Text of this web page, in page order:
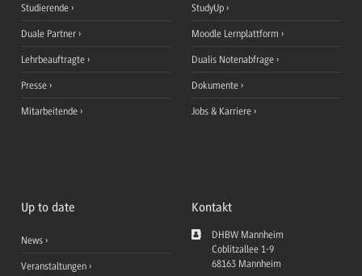
Studierende
Duale Partner
Lehrbeauftragte
Presse
Mitarbeitende
StudyUp
Moodle Lernplattform
Dualis Notenabfrage
Dokumente
Jobs & Karriere
Up to date
News
Veranstaltungen
Kontakt
DHBW Mannheim
Coblitzallee 1-9
68163 Mannheim